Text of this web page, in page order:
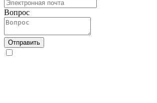
Вопрос
Отправить